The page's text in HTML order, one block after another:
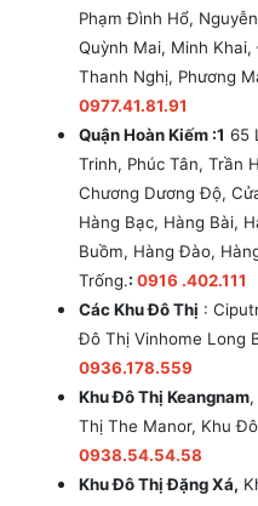
Phạm Đình Hổ,
Quỳnh Mai, Minh
Thanh Nghị, Phương
0977.41.81.91
Quận Hoàn Kiếm :1 65
Trinh, Phúc Tân, Trần
Chương Dương Độ,
Hàng Bạc, Hàng Bài,
Buồm, Hàng Đào,
Trống.: 0916 .402.111
Các Khu Đô Thị :
Đô Thị Vinhome Long
0936.178.559
Khu Đô Thị Keangnam
Thị The Manor, Khu
0938.54.54.58
Khu Đô Thị Đặng Xá,